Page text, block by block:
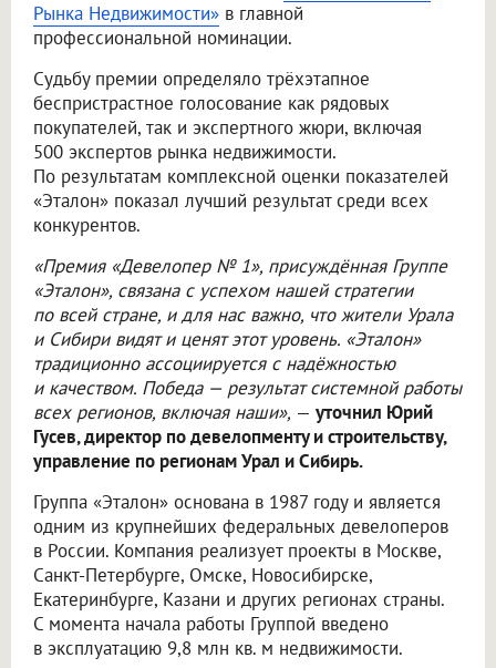
Рынка Недвижимости» в главной
профессиональной номинации.
Судьбу премии определяло трёхэтапное
беспристрастное голосование как рядовых
покупателей, так и экспертного жюри, включая
500 экспертов рынка недвижимости.
По результатам комплексной оценки показателей
«Эталон» показал лучший результат среди всех
конкурентов.
«Премия «Девелопер № 1», присуждённая Группе
«Эталон», связана с успехом нашей стратегии
по всей стране, и для нас важно, что жители Урала
и Сибири видят и ценят этот уровень. «Эталон»
традиционно ассоциируется с надёжностью
и качеством. Победа — результат системной работы
всех регионов, включая наши», — уточнил Юрий
Гусев, директор по девелопменту и строительству,
управление по регионам Урал и Сибирь.
Группа «Эталон» основана в 1987 году и является
одним из крупнейших федеральных девелоперов
в России. Компания реализует проекты в Москве,
Санкт-Петербурге, Омске, Новосибирске,
Екатеринбурге, Казани и других регионах страны.
С момента начала работы Группой введено
в эксплуатацию 9,8 млн кв. м недвижимости.